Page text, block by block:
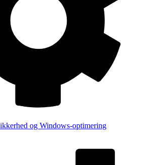
og Windows-optimering